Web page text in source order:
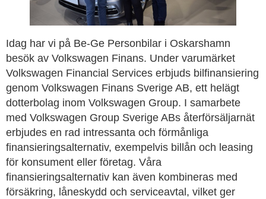
Idag har vi på Be-Ge Personbilar i Oskarshamn
besök av Volkswagen Finans. Under varumärket
Volkswagen Financial Services erbjuds bilfinansiering
genom Volkswagen Finans Sverige AB, ett helägt
dotterbolag inom Volkswagen Group. I samarbete
med Volkswagen Group Sverige ABs återförsäljarnät
erbjudes en rad intressanta och förmånliga
finansieringsalternativ, exempelvis billån och leasing
för konsument eller företag. Våra
finansieringsalternativ kan även kombineras med
försäkring, låneskydd och serviceavtal, vilket ger